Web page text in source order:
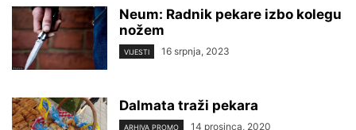
Neum: Radnik pekare izbo kolegu
nožem
VIJESTI 16 srpnja, 2023
Dalmata traži pekara
ARHIVA PROMO 14 prosinca, 2020